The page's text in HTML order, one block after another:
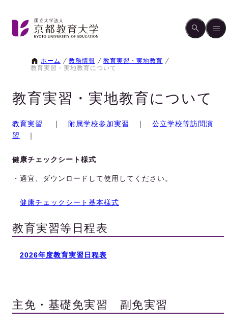
ホーム 教務情報
教育実習・実地教育
教育実習・実地教育について
教育実習・実地教育について
教育実習 ｜ 附属学校参加実習 ｜ 公立学校等訪問演
習
｜
健康チェックシート様式
・適宜、ダウンロードして使用してください。
健康チェックシート基本様式
教育実習等日程表
2026年度教育実習日程表
主免・基礎免実習 副免実習